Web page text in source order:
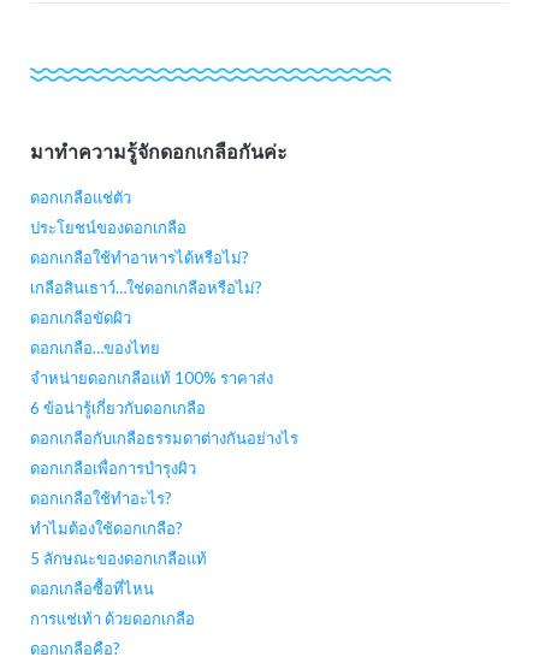
มาทำความรู้จักดอกเกลือกันค่ะ
ดอกเกลือแช่ตัว
ประโยชน์ของดอกเกลือ
ดอกเกลือใช้ทำอาหารได้หรือไม่?
เกลือสินเธาว์…ใช่ดอกเกลือหรือไม่?
ดอกเกลือขัดผิว
ดอกเกลือ…ของไทย
จำหน่ายดอกเกลือแท้ 100% ราคาส่ง
6 ข้อน่ารู้เกี่ยวกับดอกเกลือ
ดอกเกลือกับเกลือธรรมดาต่างกันอย่างไร
ดอกเกลือเพื่อการบำรุงผิว
ดอกเกลือใช้ทำอะไร?
ทำไมต้องใช้ดอกเกลือ?
5 ลักษณะของดอกเกลือแท้
ดอกเกลือซื้อที่ไหน
การแช่เท้า ด้วยดอกเกลือ
ดอกเกลือคือ?